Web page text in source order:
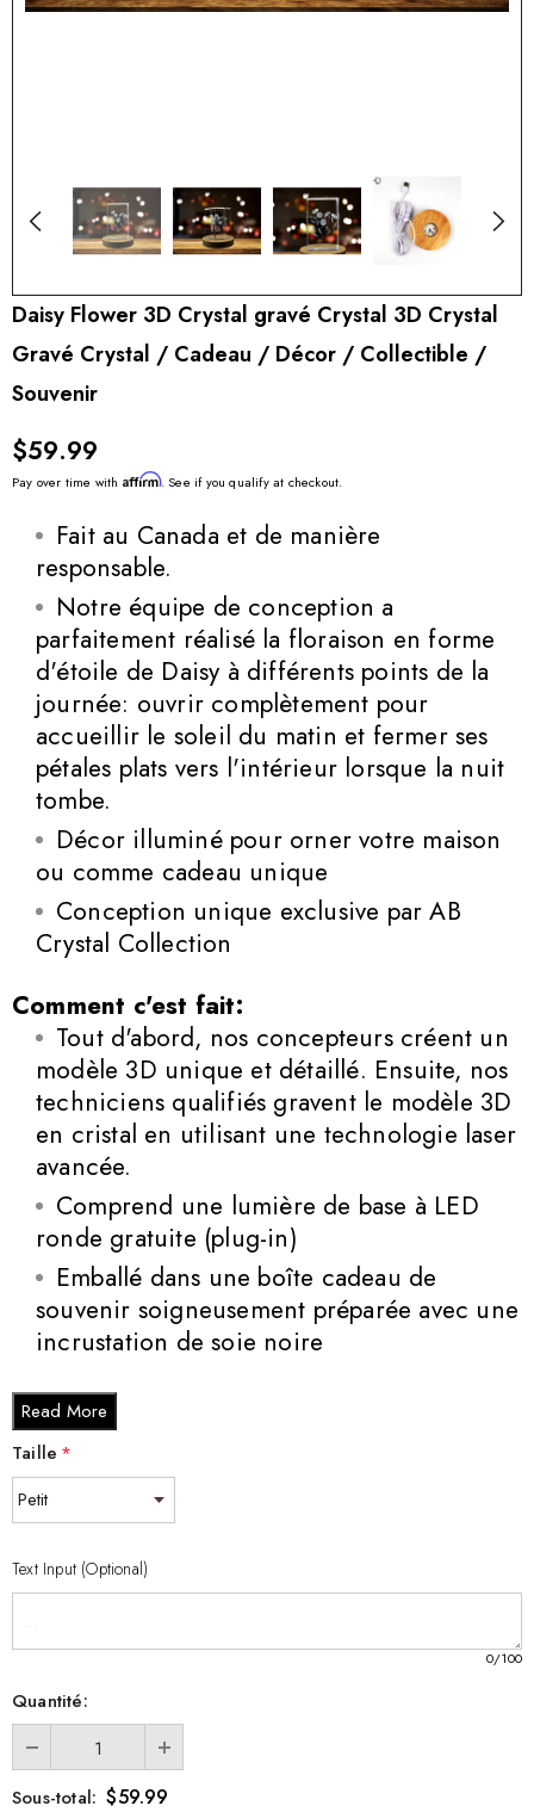
Daisy Flower 3D Crystal gravé Crystal 3D Crystal
Gravé Crystal / Cadeau / Décor / Collectible /
Souvenir
$59.99
Pay over time with Affirm. See if you qualify at checkout.
Fait au Canada et de manière
responsable.
Notre équipe de conception a
parfaitement réalisé la floraison en forme
d'étoile de Daisy à différents points de la
journée: ouvrir complètement pour
accueillir le soleil du matin et fermer ses
pétales plats vers l'intérieur lorsque la nuit
tombe.
Décor illuminé pour orner votre maison
ou comme cadeau unique
Conception unique exclusive par AB
Crystal Collection
Comment c'est fait:
Tout d'abord, nos concepteurs créent un
modèle 3D unique et détaillé. Ensuite, nos
techniciens qualifiés gravent le modèle 3D
en cristal en utilisant une technologie laser
avancée.
Comprend une lumière de base à LED
ronde gratuite (plug-in)
Emballé dans une boîte cadeau de
souvenir soigneusement préparée avec une
incrustation de soie noire
Petit - 3 x 2 x 2 pouces petits (3 x 2 x 2
pouces)
Moyen - 3 x 3,5 x 3 pouces moyen (3 x
3,5 x 3 pouces)
Grand - 3 x 5 x 2,5 pouces de grand (3
x 5 x 2,5 pouces)
Xxl - 6 x 8 x 3 pouces xxl (6 x 8 x 3
pouces)
Read More
Taille *
Text Input (Optional)
0/100
Quantité:
Sous-total: $59.99